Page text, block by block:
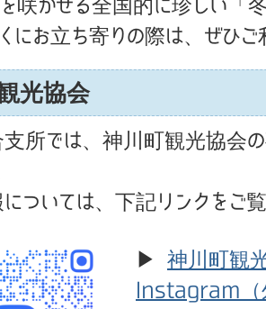
咲かせる全国的に珍しい「
にお立ち寄りの際は、ぜひご
光協会
所では、神川町観光協会
ついては、下記リンクをご
▶ 神川町観
Instagram（